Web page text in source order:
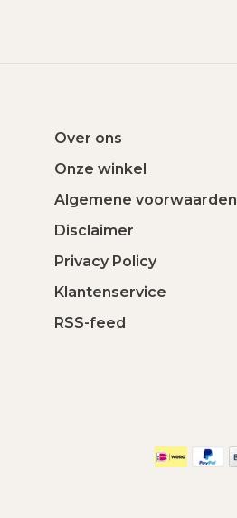
Over ons
Onze winkel
Algemene voorwaarden
Disclaimer
Privacy Policy
Klantenservice
RSS-feed